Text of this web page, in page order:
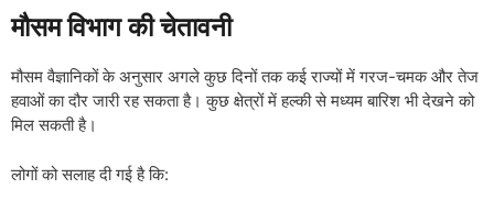
मौसम विभाग की चेतावनी
मौसम वैज्ञानिकों के अनुसार अगले कुछ दिनों तक कई राज्यों में गरज-चमक और तेज
हवाओं का दौर जारी रह सकता है। कुछ क्षेत्रों में हल्की से मध्यम बारिश भी देखने को
मिल सकती है।
लोगों को सलाह दी गई है कि: